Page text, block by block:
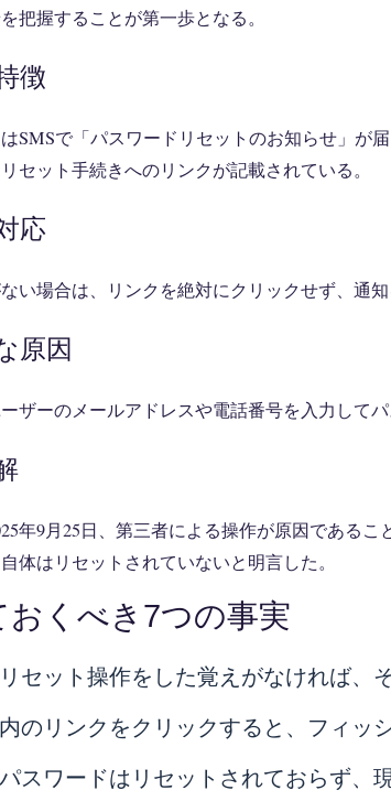
把握することが第一歩となる。
徴
SMSで「パスワードリセットのお知らせ」が
セット手続きへのリンクが記載されている。
応
い場合は、リンクを絶対にクリックせず、通
原因
ザーのメールアドレスや電話番号を入力して
年9月25日、第三者による操作が原因であるこ
体はリセットされていないと明言した。
おくべき7つの事実
セット操作をした覚えがなければ、
のリンクをクリックすると、フィッ
スワードはリセットされておらず、